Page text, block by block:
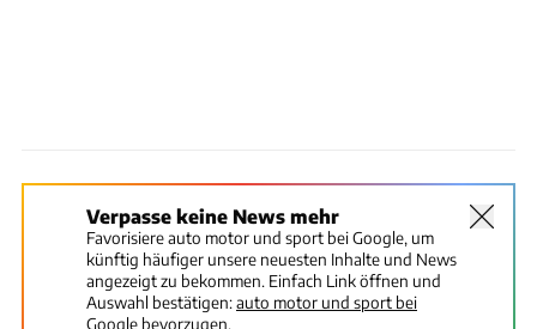
Verpasse keine News mehr
Favorisiere auto motor und sport bei Google, um
künftig häufiger unsere neuesten Inhalte und News
angezeigt zu bekommen. Einfach Link öffnen und
Auswahl bestätigen:auto motor und sport bei
Google bevorzugen.